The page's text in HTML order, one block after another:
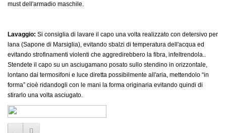
must dell'armadio maschile.
Lavaggio: Si consiglia di lavare il capo una volta realizzato con detersivo per
lana (Sapone di Marsiglia), evitando sbalzi di temperatura dell'acqua ed
evitando strofinamenti violenti che aggredirebbero la fibra, infeltrendola..
Stendete il capo su un asciugamano posato sullo stendino in orizzontale,
lontano dai termosifoni e luce diretta possibilmente all'aria, mettendolo “in
forma” cioè ridandogli con le mani la forma originaria evitando quindi di
stirarlo una volta asciugato.